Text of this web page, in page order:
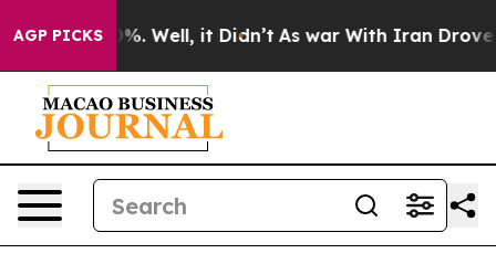
AGP PICKS
40%. Well, it Didn’t As war With Iran Drove oil